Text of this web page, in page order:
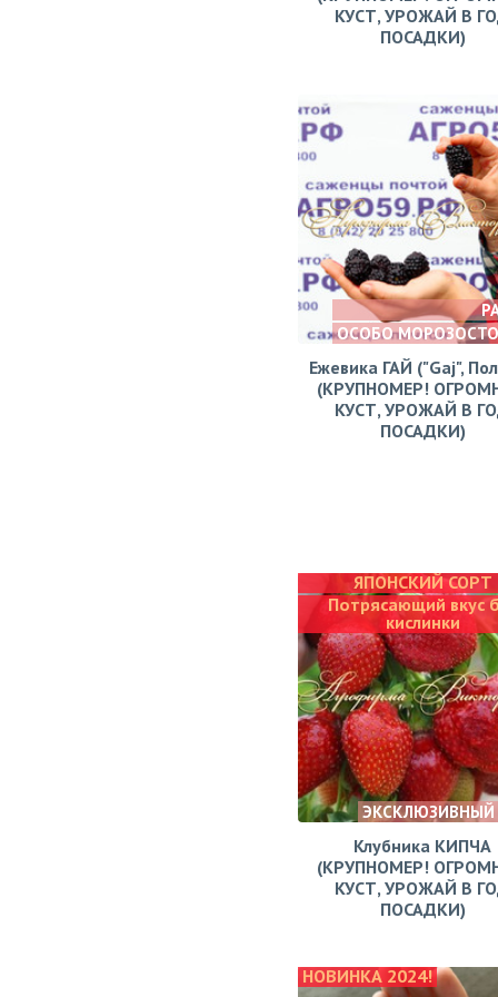
КУСТ, УРОЖАЙ В
ПОСАДКИ)
ОСОБО
Ежевика ГАЙ ("Gaj",
(КРУПНОМЕР!
КУСТ, УРОЖАЙ В
ПОСАДКИ)
ЯПОНСКИЙ СОРТ
Потрясающий вкус
кислинки
ЭКСКЛЮЗИВНЫЙ
Клубника КИПЧА
(КРУПНОМЕР!
КУСТ, УРОЖАЙ В
ПОСАДКИ)
НОВИНКА 2024!